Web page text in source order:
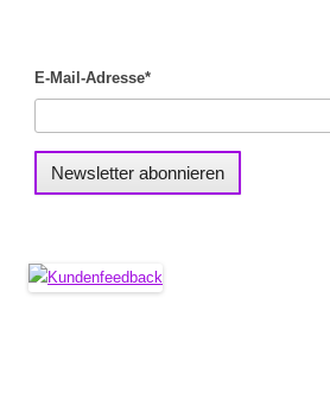
E-Mail-Adresse*